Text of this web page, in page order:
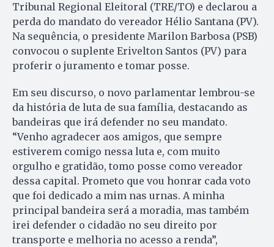
Tribunal Regional Eleitoral (TRE/TO) e declarou a
perda do mandato do vereador Hélio Santana (PV).
Na sequência, o presidente Marilon Barbosa (PSB)
convocou o suplente Erivelton Santos (PV) para
proferir o juramento e tomar posse.
Em seu discurso, o novo parlamentar lembrou-se
da história de luta de sua família, destacando as
bandeiras que irá defender no seu mandato.
“Venho agradecer aos amigos, que sempre
estiverem comigo nessa luta e, com muito
orgulho e gratidão, tomo posse como vereador
dessa capital. Prometo que vou honrar cada voto
que foi dedicado a mim nas urnas. A minha
principal bandeira será a moradia, mas também
irei defender o cidadão no seu direito por
transporte e melhoria no acesso a renda”,